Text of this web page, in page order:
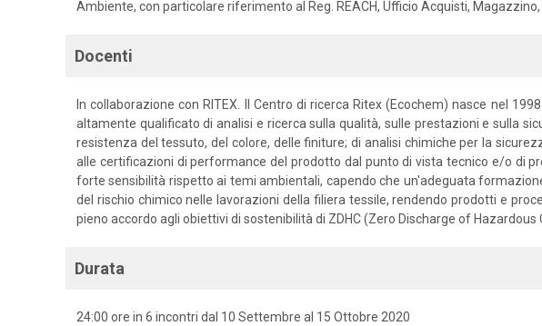
Ambiente, con particolare riferimento al Reg. REACH, Ufficio Acquisti,
Docenti
In collaborazione con RITEX. Il Centro di ricerca Ritex (Ecochem) nasce nel
altamente qualificato di analisi e ricerca sulla qualità, sulle prestazioni e sulla
resistenza del tessuto, del colore, delle finiture; di analisi chimiche per la
alle certificazioni di performance del prodotto dal punto di vista tecnico e/o di
forte sensibilità rispetto ai temi ambientali, capendo che un'adeguata
del rischio chimico nelle lavorazioni della filiera tessile, rendendo prodotti e
pieno accordo agli obiettivi di sostenibilità di ZDHC (Zero Discharge of
Durata
24:00 ore in 6 incontri dal 10 Settembre al 15 Ottobre 2020